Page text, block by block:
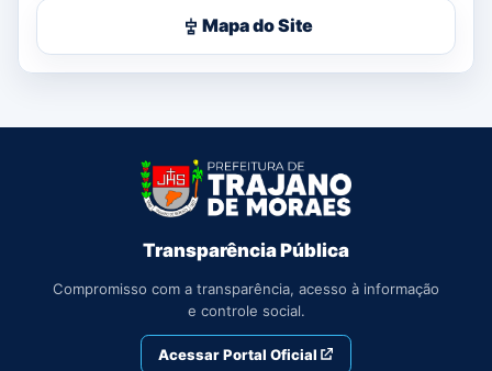
Mapa do Site
Transparência Pública
Compromisso com a transparência, acesso à informação
e controle social.
Acessar Portal Oficial